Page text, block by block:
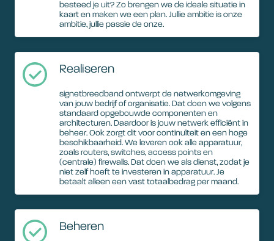
besteed je uit? Zo brengen we de ideale situatie in
kaart en maken we een plan. Jullie ambitie is onze
ambitie, jullie passie de onze.
Realiseren
signetbreedband ontwerpt de netwerkomgeving
van jouw bedrijf of organisatie. Dat doen we volgens
standaard opgebouwde componenten en
architecturen. Daardoor is jouw netwerk efficiënt in
beheer. Ook zorgt dit voor continuïteit en een hoge
beschikbaarheid. We leveren ook alle apparatuur,
zoals routers, switches, access points en
(centrale) firewalls. Dat doen we als dienst, zodat je
niet zelf hoeft te investeren in apparatuur. Je
betaalt alleen een vast totaalbedrag per maand.
Beheren